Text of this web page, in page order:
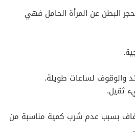
البطن عن المرأة الحامل فهي
والوقوف لساعات طويلة.
ثقيل.
بسبب عدم شرب كمية مناسبة من